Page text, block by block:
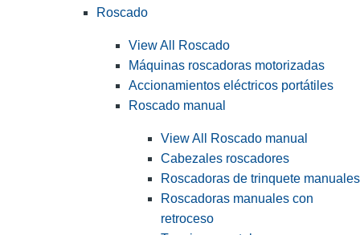
Roscado
View All Roscado
Máquinas roscadoras motorizadas
Accionamientos eléctricos portátiles
Roscado manual
View All Roscado manual
Cabezales roscadores
Roscadoras de trinquete manuales
Roscadoras manuales con
retroceso